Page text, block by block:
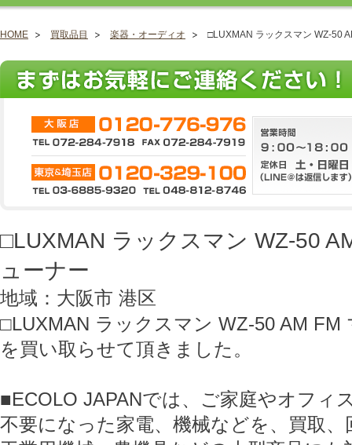
HOME 買取品目 楽器・オーディオ □LUXMAN ラックスマン WZ-50
□LUXMAN ラックスマン WZ-50
ューナー
地域：大阪市 港区
□LUXMAN ラックスマン WZ-50 AM FM
を買い取らせて頂きました。
■ECOLO JAPANでは、ご家庭やオフィ
不要になった家電、機械などを、買取